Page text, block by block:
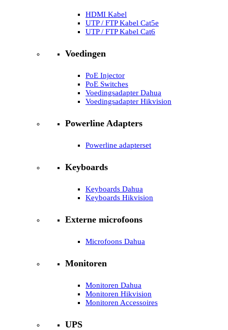
HDMI Kabel
UTP / FTP Kabel Cat5e
UTP / FTP Kabel Cat6
Voedingen
PoE Injector
PoE Switches
Voedingsadapter Dahua
Voedingsadapter Hikvision
Powerline Adapters
Powerline adapterset
Keyboards
Keyboards Dahua
Keyboards Hikvision
Externe microfoons
Microfoons Dahua
Monitoren
Monitoren Dahua
Monitoren Hikvision
Monitoren Accessoires
UPS